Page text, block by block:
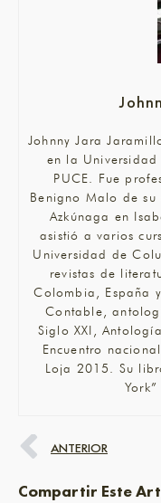
Johnny Jara
en la
PUCE. Fue
Benigno Malo de
Azkúnaga en
asistió a varios
Universidad de
revistas de
Colombia, España
Contable,
Siglo XXI,
Encuentro
Loja 2015. Su
ANTERIOR
Compartir Este